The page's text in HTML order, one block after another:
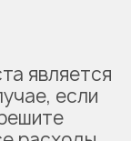
является
если